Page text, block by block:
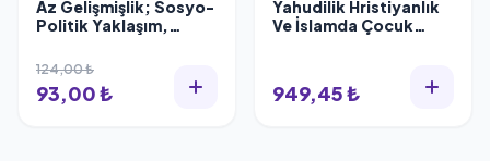
Az Gelişmişlik; Sosyo-
Politik Yaklaşım,
124,00 ₺
93,00 ₺
Yahudilik Hristiyanlık
Ve İslamda Çocuk
949,45 ₺